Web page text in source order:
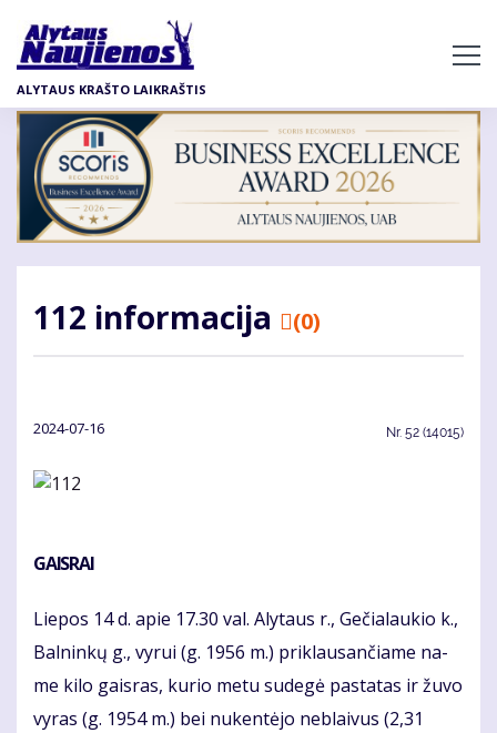
pagrindinį
turinį
ALYTAUS KRAŠTO LAIKRAŠTIS
112 informacija (0)
2024-07-16 Nr. 52 (14015)
GAIS­RAI
Lie­pos 14 d. apie 17.30 val. Aly­taus r., Ge­čia­lau­kio k.,
Bal­nin­kų g., vy­rui (g. 1956 m.) priklausančiame na­
me ki­lo gais­ras, ku­rio me­tu su­de­gė pa­sta­tas ir žu­vo
vy­ras (g. 1954 m.) bei nu­ken­tė­jo ne­blai­vus (2,31